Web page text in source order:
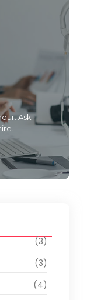
Ask
(3)
(3)
(4)